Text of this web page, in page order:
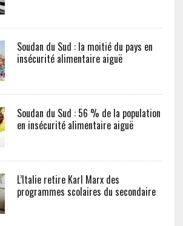
Soudan du Sud : la moitié du pays en
insécurité alimentaire aiguë
Soudan du Sud : 56 % de la population
en insécurité alimentaire aiguë
L’Italie retire Karl Marx des
programmes scolaires du secondaire